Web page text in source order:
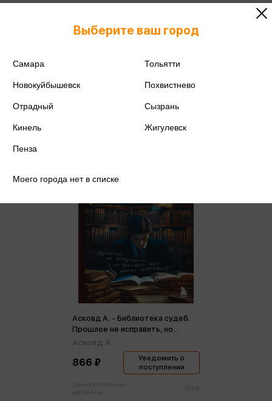
Книга для взрослых, которые
Асковд А.
магазинах:
Асковд А. - Библиотека судеб.
Прошлое не исправить, но
будущее ещё можно переписать
Асковд А.
866 ₽
Уведомить о
поступлении
Выберите ваш город
Самара Тольятти
Новокуйбышевск Похвистнево
Отрадный Сызрань
Кинель Жигулевск
Пенза
Моего города нет в списке